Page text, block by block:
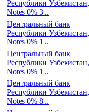
Республики Узбекистан,
Notes 0% 2...
Центральный банк
Республики Узбекистан,
Notes 0% 3...
Центральный банк
Республики Узбекистан,
Notes 0% 1...
Центральный банк
Республики Узбекистан,
Notes 0% 1...